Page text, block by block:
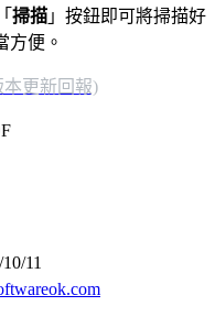
掃描 」按鈕即可將掃描好
方便。
本更新回報)
11